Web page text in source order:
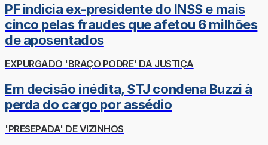
PF indicia ex-presidente do INSS e mais
cinco pelas fraudes que afetou 6 milhões
de aposentados
EXPURGADO 'BRAÇO PODRE' DA JUSTIÇA
Em decisão inédita, STJ condena Buzzi à
perda do cargo por assédio
'PRESEPADA' DE VIZINHOS